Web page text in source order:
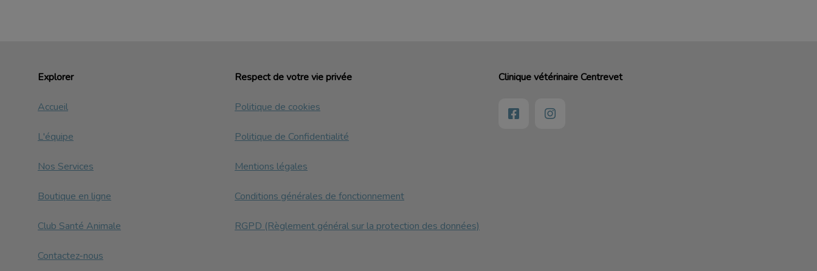
Explorer
Accueil
L'équipe
Nos Services
Boutique en ligne
Club Santé Animale
Contactez-nous
Respect de votre vie privée
Politique de cookies
Politique de Confidentialité
Mentions légales
Conditions générales de fonctionnement
RGPD (Règlement général sur la protection des données)
Clinique vétérinaire Centrevet